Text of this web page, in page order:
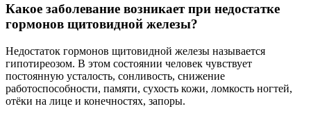
Какое заболевание возникает при недостатке
гормонов щитовидной железы?
Недостаток гормонов щитовидной железы называется
гипотиреозом. В этом состоянии человек чувствует
постоянную усталость, сонливость, снижение
работоспособности, памяти, сухость кожи, ломкость ногтей,
отёки на лице и конечностях, запоры.